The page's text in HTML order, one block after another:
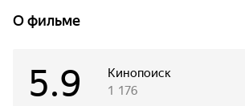
О фильме
Кинопоиск
5.9 1 176